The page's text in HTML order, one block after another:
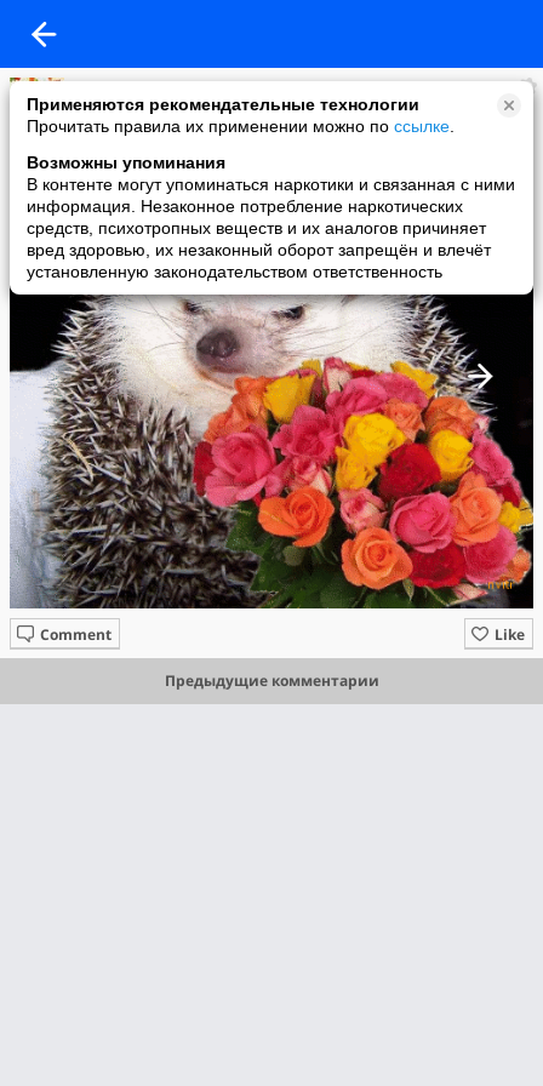
Применяются рекомендательные технологии
Прочитать правила их применении можно по ссылке
Возможны упоминания
В контенте могут упоминаться наркотики и связанная с ними
информация. Незаконное потребление наркотических
средств, психотропных веществ и их аналогов причиняет
вред здоровью, их незаконный оборот запрещён и влечёт
установленную законодательством ответственность
Нана Минасян
added a photo
31 Dec в 00:41
Like
Comment
Предыдущие комментарии